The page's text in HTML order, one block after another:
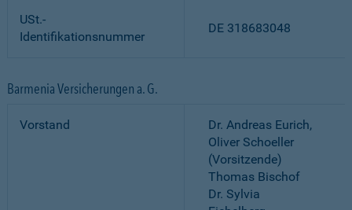
USt.-
Identifikationsnummer
DE 318683048
Barmenia Versicherungen a. G.
Vorstand
Dr. Andreas Eurich,
Oliver Schoeller
(Vorsitzende)
Thomas Bischof
Dr. Sylvia